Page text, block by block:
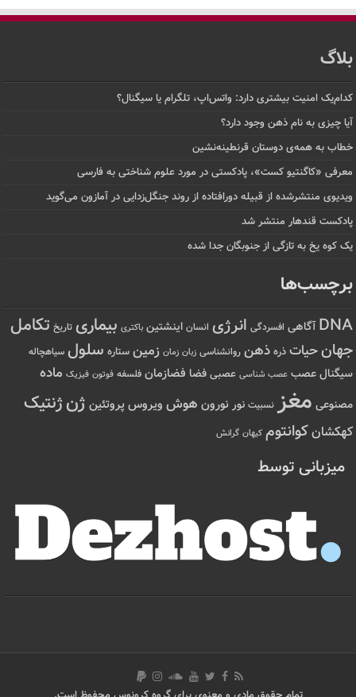
بلاگ
کدام‌یک امنیت بیشتری دارد: واتس‌اپ، تلگرام یا سیگنال؟
آیا چیزی به نام ذهن وجود دارد؟
خطاب به همه‌ی دوستان قرنطینه‌نشین
معرفی «کاگنتیو کست»، پادکستی در مورد علوم شناختی به فارسی
ویدیوی منتشرشده از قبیله دورافتاده‌ از روند جنگل‌زدایی در آمازون می‌گوید
پادکست قندهار منتشر شد
یک کوه یخ به تازگی از جنوبگان جدا شده
برچسب‌ها
DNA آگاهی افسردگی انرژی انسان اینشتین باکتری بیماری تاریخ تکامل
جهانحیات ذره ذهن روانشناسی زبان زمان زمین ستاره سلول سیاهچاله
سیگنال عصب عصب شناسی عصبی فضا فضازمان فلسفه فوتون فیزیک ماده
مصنوعی مغز نسبیت نور نورون هوش ویروس پروتئین ژنژنتیک
کهکشانکوانتوم کیهان گرانش
میزبانی توسط